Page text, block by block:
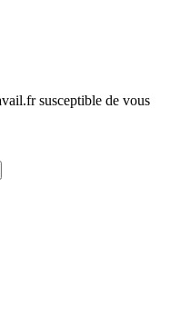
susceptible de vous